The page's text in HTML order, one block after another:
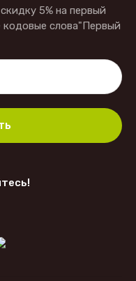
5% на первый
кодовые слова"Первый